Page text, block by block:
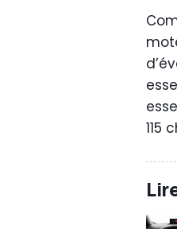
115